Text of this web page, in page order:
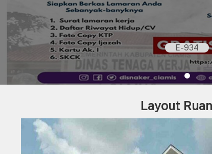
E-934
Layout